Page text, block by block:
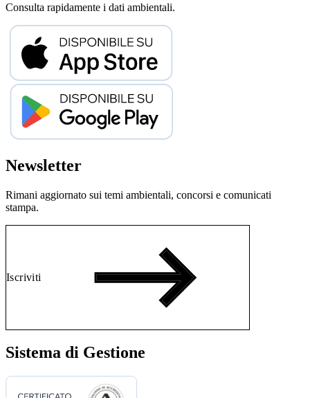
Consulta rapidamente i dati ambientali.
Newsletter
Rimani aggiornato sui temi ambientali, concorsi e comunicati
stampa.
Iscriviti
Sistema di Gestione